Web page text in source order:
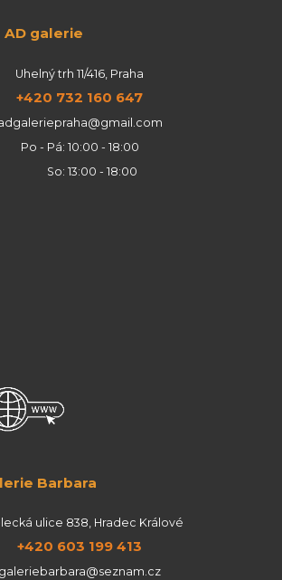
Uhelný trh 11/416, Praha
+420 732 160 647
Po - Pá: 10:00 - 18:00
So: 13:00 - 18:00
ulice 838, Hradec Králové
+420 603 199 413
galeriebarbara@seznam.cz